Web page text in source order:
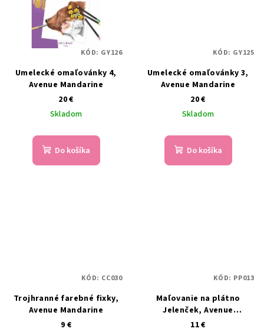
Umelecké omaľovánky 4,
Avenue Mandarine
20 €
Skladom
Do košíka
KÓD: GY126
Umelecké omaľovánky 3,
Avenue Mandarine
20 €
Skladom
Do košíka
KÓD: GY125
Trojhranné farebné fixky,
Avenue Mandarine
9 €
KÓD: CC030
Maľovanie na plátno
Jelenček, Avenue
Mandarine
11 €
KÓD: PP013